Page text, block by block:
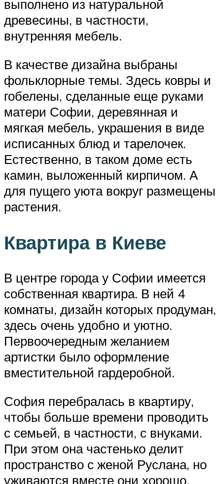
выполнено из натуральной
древесины, в частности,
внутренняя мебель.
В качестве дизайна выбраны
фольклорные темы. Здесь ковры и
гобелены, сделанные еще руками
матери Софии, деревянная и
мягкая мебель, украшения в виде
исписанных блюд и тарелочек.
Естественно, в таком доме есть
камин, выложенный кирпичом. А
для пущего уюта вокруг размещены
растения.
Квартира в Киеве
В центре города у Софии имеется
собственная квартира. В ней 4
комнаты, дизайн которых продуман,
здесь очень удобно и уютно.
Первоочередным желанием
артистки было оформление
вместительной гардеробной.
София перебралась в квартиру,
чтобы больше времени проводить
с семьей, в частности, с внуками.
При этом она частенько делит
пространство с женой Руслана, но
уживаются вместе они хорошо.